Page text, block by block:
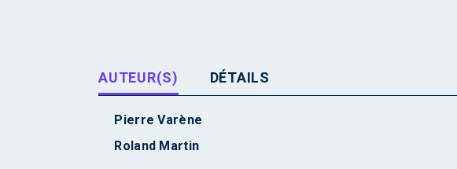
AUTEUR(S) DÉTAILS
Pierre Varène
Roland Martin